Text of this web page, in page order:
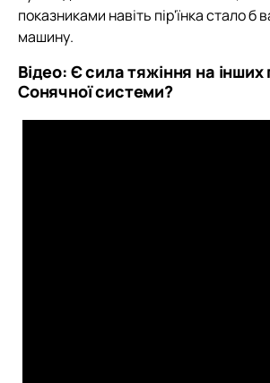
показниками навіть пір'їнка стало б
машину.
Відео: Є сила тяжіння на
Сонячної системи?